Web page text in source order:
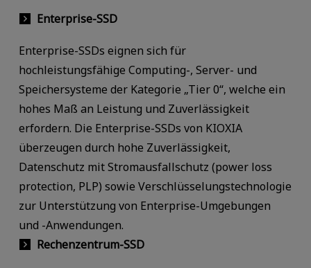
Enterprise-SSD
Enterprise-SSDs eignen sich für
hochleistungsfähige Computing-, Server- und
Speichersysteme der Kategorie „Tier 0“, welche ein
hohes Maß an Leistung und Zuverlässigkeit
erfordern. Die Enterprise-SSDs von KIOXIA
überzeugen durch hohe Zuverlässigkeit,
Datenschutz mit Stromausfallschutz (power loss
protection, PLP) sowie Verschlüsselungstechnologie
zur Unterstützung von Enterprise-Umgebungen
und -Anwendungen.
Rechenzentrum-SSD